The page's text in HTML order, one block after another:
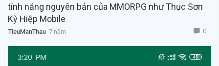
tính năng nguyên bản của MMORPG như Thục Sơn
Kỳ Hiệp Mobile
TieuManThau 7 năm 0